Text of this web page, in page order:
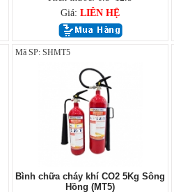
Giá: LIÊN HỆ
Mã SP: SHMT5
Bình chữa cháy khí CO2 5Kg Sông
Hồng (MT5)